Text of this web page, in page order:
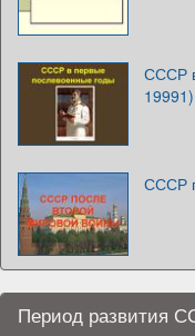
СССР
19991)
СССР
Период развития